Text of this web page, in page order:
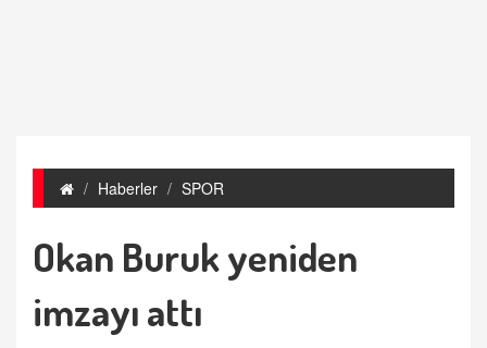
Haberler SPOR
Okan Buruk yeniden
imzayı attı